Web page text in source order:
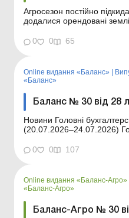
Агросезон постійно
додалися орендовані
майбутнього року – слід
незавершене
0 0 65
Online видання «Баланс» |
«Баланс»
Баланс № 30 від 28
Новини Головні бухгалтерські новини тижня
(20.07.2026–24.07.2026) Головні новини про
щодня Зміст номеру Юридичні консультації
Читати Мін’юст затвердив
0 0 107
Online видання «Баланс-Агро»
«Баланс-Агро»
Баланс-Агро № 30